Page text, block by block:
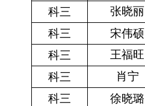
科三
张晓丽
科三
宋伟硕
科三
王福旺
科三
肖宁
科三
徐晓璐